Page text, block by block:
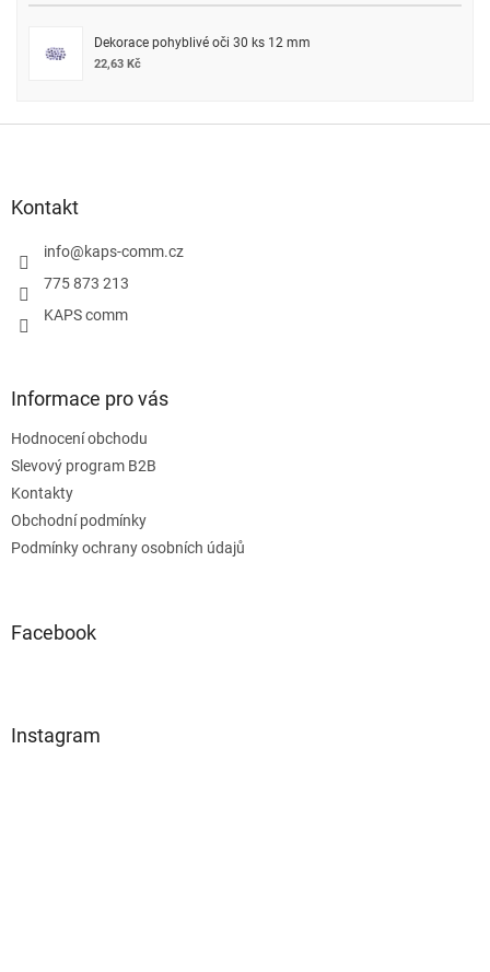
Dekorace pohyblivé oči 30 ks 12 mm
22,63 Kč
Kontakt
info@kaps-comm.cz
775 873 213
KAPS comm
Informace pro vás
Hodnocení obchodu
Slevový program B2B
Kontakty
Obchodní podmínky
Podmínky ochrany osobních údajů
Facebook
Instagram